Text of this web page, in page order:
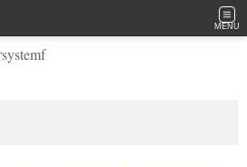
MENU